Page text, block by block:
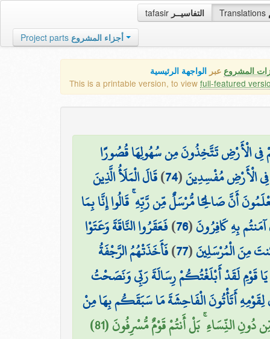
tafasir التفاسيــر Translations
Project parts أجزاء المشروع
المشروع عبر الواجهة الرئيسية
This is a printable version, to view full-featured
الْأَرْضِ تَتَّخِذُونَ مِن سُهُولِهَا قُصُورًا
فِي الْأَرْضِ مُفْسِدِينَ(
74
)قَالَ الْمَلَأُ الَّذِينَ
أَنَّ صَالِحًا مُّرْسَلٌ مِّن رَّبِّهِ ۚ قَالُوا إِنَّا بِمَا
بِهِ كَافِرُونَ(
76
)فَعَقَرُوا النَّاقَةَ وَعَتَوْا
مِنَ الْمُرْسَلِينَ(
77
)فَأَخَذَتْهُمُ الرَّجْفَةُ
قَوْمِ لَقَدْ أَبْلَغْتُكُمْ رِسَالَةَ رَبِّي وَنَصَحْتُ
لِقَوْمِهِ أَتَأْتُونَ الْفَاحِشَةَ مَا سَبَقَكُم بِهَا مِنْ
النِّسَاءِ ۚ بَلْ أَنتُمْ قَوْمٌ مُّسْرِفُونَ (81)